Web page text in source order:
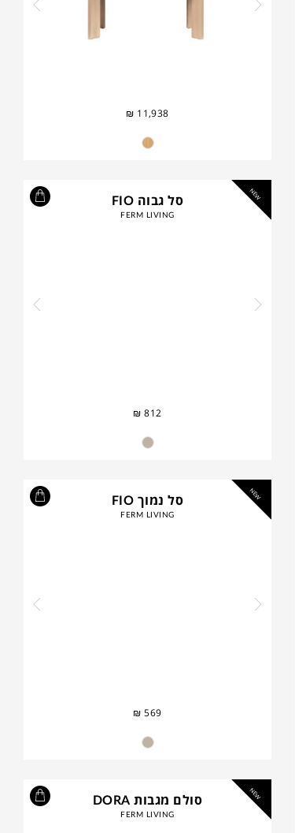
₪ 11,938
NEW סל גבוה FIO
FERM LIVING
₪ 812
NEW סל נמוך FIO
FERM LIVING
₪ 569
NEW סולם מגבות DORA
FERM LIVING